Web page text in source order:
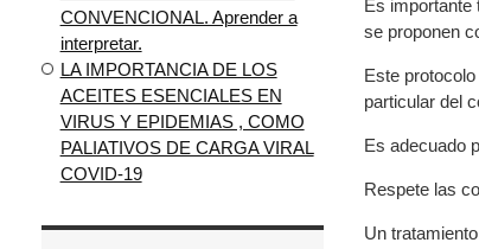
CONVENCIONAL. Aprender a
interpretar.
LA IMPORTANCIA DE LOS
ACEITES ESENCIALES EN
VIRUS Y EPIDEMIAS , COMO
PALIATIVOS DE CARGA VIRAL
COVID-19
Es importante
se proponen
Este
particular del
Es adecuado
Respete las
Un